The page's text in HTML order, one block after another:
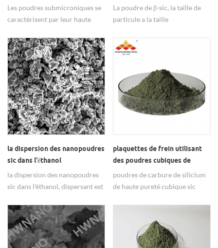
thermoconductrice pour les
dispositifs internes.
Les poudres submicroniques se
caractérisent par leur haute
résistance à haute température,
leur faible dilatation thermique,
leur résistance à la réaction
chimique et leur capacité à
fonctionner en tant que semi-
conducteur.
β-sic
La poudre de β-sic, la taille de
particule a la taille
submicronique, la taille de
micron, la pureté de 99%,
poudre céramique frittée.
la dispersion des nanopoudres
sic dans l'éthanol
la dispersion des nanopoudres
sic dans l'éthanol, dispersant est
plaquettes de frein utilisant
des poudres cubiques de
carbure de silicium
poudres de carbure de silicium
de haute pureté cubique sic